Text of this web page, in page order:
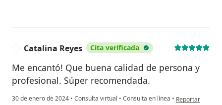
Catalina Reyes Cita verificada
Me encantó! Que buena calidad de persona y
profesional. Súper recomendada.
30 de enero de 2024 • Consulta virtual • Consulta en línea • en opinión del
Reportar